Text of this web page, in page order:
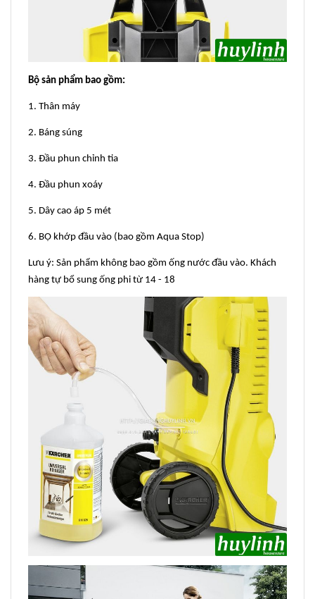
Bộ sản phẩm bao gồm:
1. Thân máy
2. Báng súng
3. Đầu phun chỉnh tia
4. Đầu phun xoáy
5. Dây cao áp 5 mét
6. BỘ khớp đầu vào (bao gồm Aqua Stop)
Lưu ý: Sản phẩm không bao gồm ống nước đầu vào. Khách
hàng tự bổ sung ống phi từ 14 - 18